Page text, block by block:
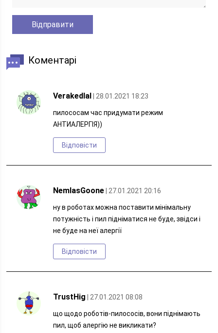
Коментарі
Verakedlal | 28.01.2021 18:23
пилососам час придумати режим
АНТИАЛЕРГІЯ))
Відповісти
NemlasGoone | 27.01.2021 20:16
ну в роботах можна поставити мінімальну
потужність і пил підніматися не буде, звідси і
не буде на неї алергії
Відповісти
TrustHig | 27.01.2021 08:08
що щодо роботів-пилососів, вони піднімають
пил, щоб алергію не викликати?